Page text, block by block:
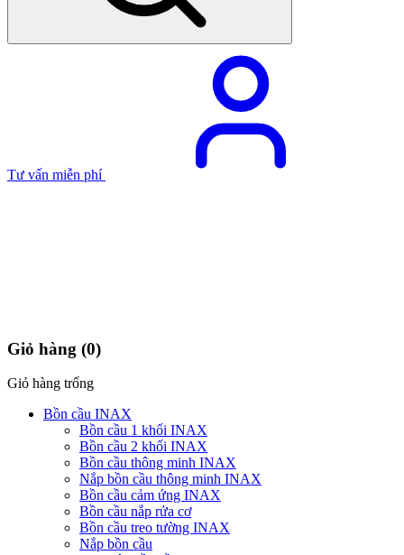
Tư vấn miễn phí
Giỏ hàng (0)
Giỏ hàng trống
Bồn cầu INAX
Bồn cầu 1 khối INAX
Bồn cầu 2 khối INAX
Bồn cầu thông minh INAX
Nắp bồn cầu thông minh INAX
Bồn cầu cảm ứng INAX
Bồn cầu nắp rửa cơ
Bồn cầu treo tường INAX
Nắp bồn cầu